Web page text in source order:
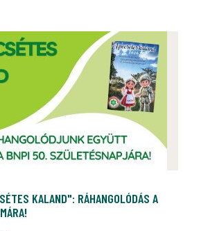
KALAND": RÁHANGOLÓDÁS A